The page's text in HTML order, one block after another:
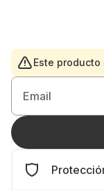
Este
Email